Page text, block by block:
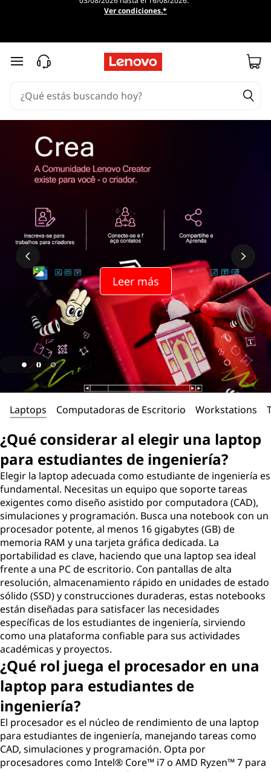
Ver condiciones.*
Ir al contenido principal
Leer más
Laptops Computadoras de Escritorio Workstations
¿Qué considerar al elegir una laptop
para estudiantes de ingeniería?
Elegir la laptop adecuada como estudiante de ingeniería es
fundamental. Necesitas un equipo que soporte tareas
exigentes como diseño asistido por computadora (CAD),
simulaciones y programación. Busca una notebook con un
procesador potente, al menos 16 gigabytes (GB) de
memoria RAM y una tarjeta gráfica dedicada. La
portabilidad es clave, haciendo que una laptop sea ideal
frente a una PC de escritorio. Con pantallas de alta
resolución, almacenamiento rápido en unidades de estado
sólido (SSD) y construcciones duraderas, estas notebooks
están diseñadas para satisfacer las necesidades
específicas de los estudiantes de ingeniería, sirviendo
como una plataforma confiable para sus actividades
académicas y proyectos.
¿Qué rol juega el procesador en una
laptop para estudiantes de
ingeniería?
El procesador es el núcleo de rendimiento de una laptop
para estudiantes de ingeniería, manejando tareas como
CAD, simulaciones y programación. Opta por
procesadores como Intel® Core™ i7 o AMD Ryzen™ 7 para